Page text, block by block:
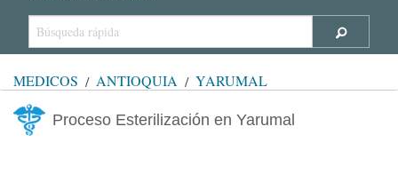
MÉDICOS ANTIOQUIA YARUMAL
Proceso Esterilización en Yarumal